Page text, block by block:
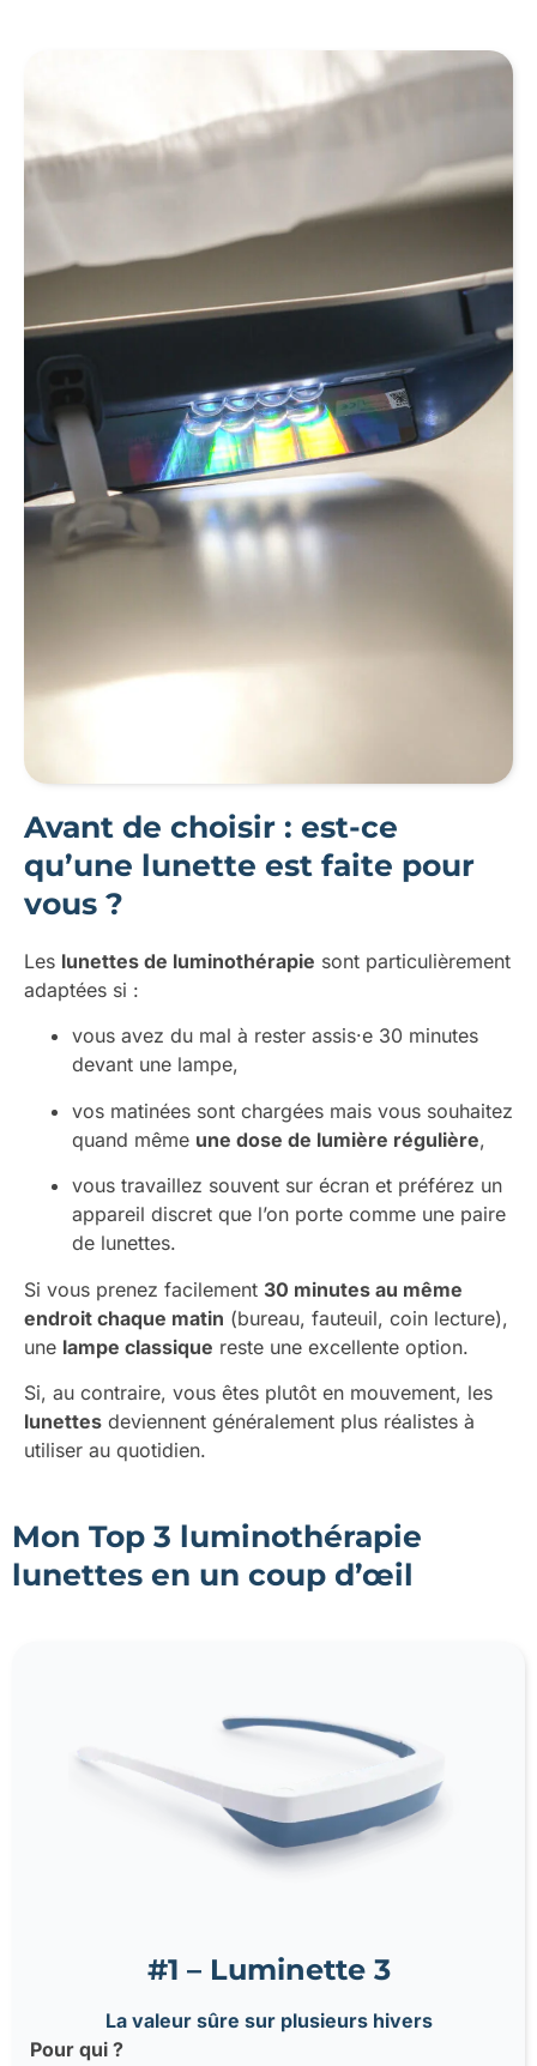
Avant de choisir : est-ce
qu’une lunette est faite pour
vous ?
Les lunettes de luminothérapie sont particulièrement
adaptées si :
vous avez du mal à rester assis·e 30 minutes
devant une lampe,
vos matinées sont chargées mais vous souhaitez
quand même une dose de lumière régulière,
vous travaillez souvent sur écran et préférez un
appareil discret que l’on porte comme une paire
de lunettes.
Si vous prenez facilement 30 minutes au même
endroit chaque matin (bureau, fauteuil, coin lecture),
une lampe classique reste une excellente option.
Si, au contraire, vous êtes plutôt en mouvement, les
lunettes deviennent généralement plus réalistes à
utiliser au quotidien.
Mon Top 3 luminothérapie
lunettes en un coup d’œil
#1 – Luminette 3
La valeur sûre sur plusieurs hivers
Pour qui ?